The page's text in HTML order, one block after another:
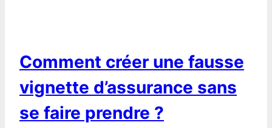
Comment créer une fausse
vignette d’assurance sans
se faire prendre ?